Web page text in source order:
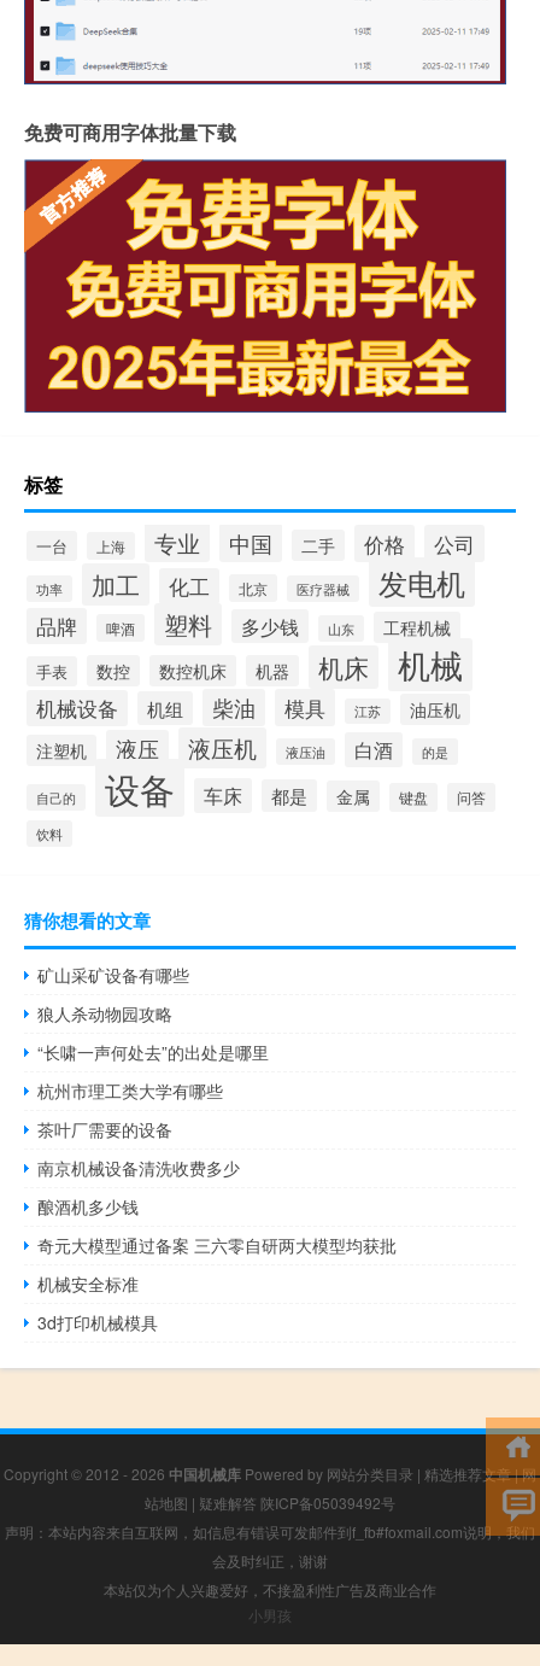
免费可商用字体批量下载
标签
一台 上海 专业 中国 二手 价格 公司
功率 加工 化工 北京 医疗器械 发电机
品牌 啤酒 塑料 多少钱 山东 工程机械
手表 数控 数控机床 机器 机床 机械
机械设备 机组 柴油 模具 江苏
油压机
注塑机
液压 液压机 液压油 白酒 的是
自己的 设备 车床 都是 金属 键盘 问答
饮料
猜你想看的文章
矿山采矿设备有哪些
狼人杀动物园攻略
“长啸一声何处去”的出处是哪里
杭州市理工类大学有哪些
茶叶厂需要的设备
南京机械设备清洗收费多少
酿酒机多少钱
奇元大模型通过备案 三六零自研两大模型均获批
机械安全标准
3d打印机械模具
Copyright © 2012 - 2026 中国机械库 Powered by 网站分类目录 | 精选推荐文章|网
站地图 | 疑难解答 陕ICP备05039492号
声明：本站内容来自互联网，如信息有错误可发邮件到f_fb#foxmail.com说明，我们
会及时纠正，谢谢
本站仅为个人兴趣爱好，不接盈利性广告及商业合作
小男孩